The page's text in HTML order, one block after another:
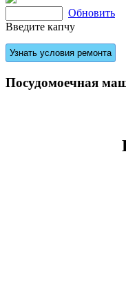
Обновить
Введите капчу
Посудомоечная